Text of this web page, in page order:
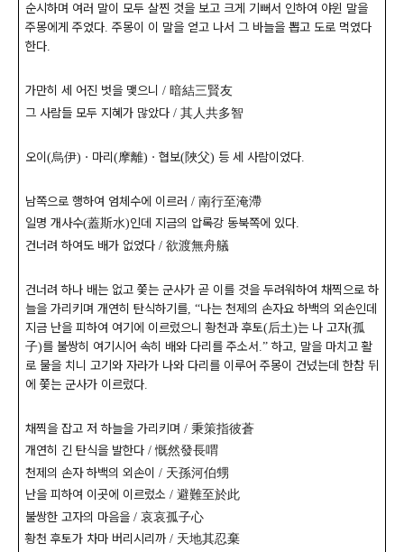
순시하며 여러 말이 모두 살찐 것을 보고 크게 기뻐서 인하여 야윈 말을
주몽에게 주었다. 주몽이 이 말을 얻고 나서 그 바늘을 뽑고 도로 먹였다
한다.
가만히 세 어진 벗을 맺으니 / 暗結三賢友
그 사람들 모두 지혜가 많았다 / 其人共多智
오이(烏伊) ㆍ 마리(摩離) ㆍ 협보(陜父) 등 세 사람이었다.
남쪽으로 행하여 엄체수에 이르러 / 南行至淹滯
일명 개사수(蓋斯水)인데 지금의 압록강 동북쪽에 있다.
건너려 하여도 배가 없었다 / 欲渡無舟艤
건너려 하나 배는 없고 쫓는 군사가 곧 이를 것을 두려워하여 채찍으로 하
늘을 가리키며 개연히 탄식하기를, “나는 천제의 손자요 하백의 외손인데
지금 난을 피하여 여기에 이르렀으니 황천과 후토(后土)는 나 고자(孤
子)를 불쌍히 여기시어 속히 배와 다리를 주소서 .”하고, 말을 마치고 활
로 물을 치니 고기와 자라가 나와 다리를 이루어 주몽이 건넜는데 한참 뒤
에 쫓는 군사가 이르렀다.
채찍을 잡고 저 하늘을 가리키며 / 秉策指彼蒼
개연히 긴 탄식을 발한다 /慨然發長喟
천제의 손자 하백의 외손이 / 天孫河伯甥
난을 피하여 이곳에 이르렀소 / 避難至於此
불쌍한 고자의 마음을 / 哀哀孤子心
황천 후토가 차마 버리시리까 / 天地其忍棄